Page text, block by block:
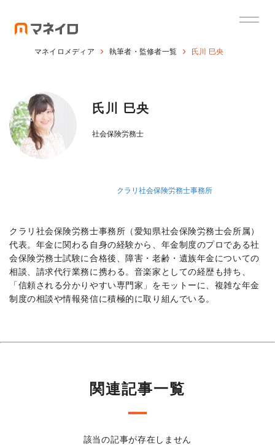
マネイロメディア 執筆者・監修者一覧 氏川 巳央
氏川 巳央
社会保険労務士
クラリ社会保険労務士事務所（愛知県社会保険労務士会所属）
代表。年金に関わる自身の経験から、年金制度のプロである社
会保険労務士試験に合格後、障害・老齢・遺族年金についての
相談、請求代行業務に携わる。音楽家としての経歴も持ち、
「信頼される分かりやすい専門家」をモットーに、複雑な年金
制度の相談や情報発信に積極的に取り組んでいる。
クラリ社会保険労務士事務所
関連記事一覧
該当の記事が存在しません